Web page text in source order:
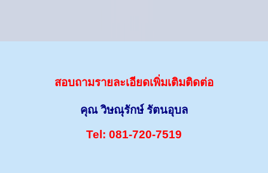
สอบถามรายละเอียดเพิ่มเติมติดต่อ
คุณ วิษณุรักษ์ รัตนอุบล
Tel: 081-720-7519